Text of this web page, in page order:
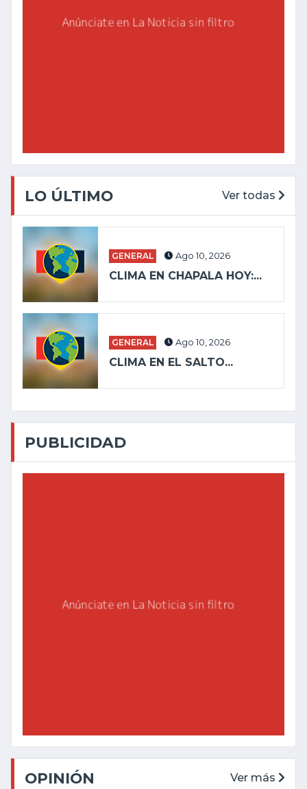
LO ÚLTIMO Ver todas
GENERAL Ago 10, 2026
CLIMA EN CHAPALA HOY:...
GENERAL Ago 10, 2026
CLIMA EN EL SALTO...
PUBLICIDAD
OPINIÓN Ver más